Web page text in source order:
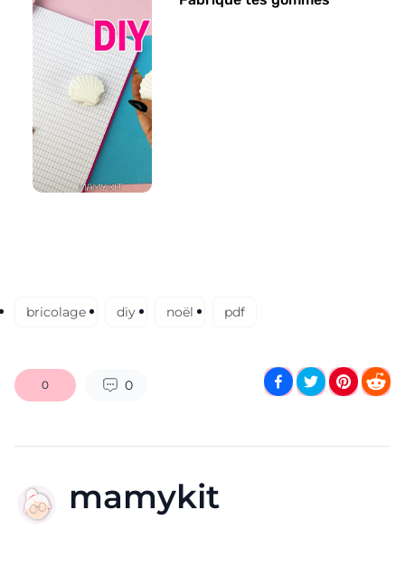
bricolage diy noël pdf
0 0
mamykit